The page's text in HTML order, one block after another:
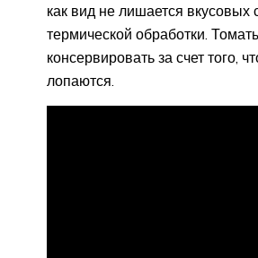
как вид не лишается вкусовых
термической обработки.
консервировать за счет того,
лопаются.